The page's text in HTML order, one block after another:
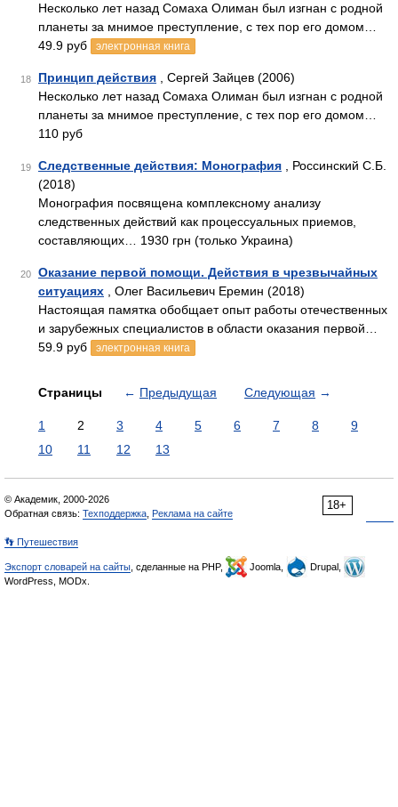
Несколько лет назад Сомаха Олиман был изгнан с родной
планеты за мнимое преступление, с тех пор его домом…
49.9 руб
электронная книга
18 Принцип действия , Сергей Зайцев (2006)
Несколько лет назад Сомаха Олиман был изгнан с родной
планеты за мнимое преступление, с тех пор его домом…
110 руб
19 Следственные действия: Монография , Россинский С.Б.
(2018)
Монография посвящена комплексному анализу
следственных действий как процессуальных приемов,
составляющих… 1930 грн (только Украина)
20
Оказание первой помощи. Действия в чрезвычайных
ситуациях , Олег Васильевич Еремин (2018)
Настоящая памятка обобщает опыт работы отечественных
и зарубежных специалистов в области оказания первой…
59.9 руб
электронная книга
Страницы ← Предыдущая Следующая →
1 2 3 4 5 6 7 8
9
10
11 12 13
18+
© Академик, 2000-2026
Обратная связь: Техподдержка Реклама на сайте
👣 Путешествия
Экспорт словарей на сайты , сделанные на PHP, Joomla,
Drupal,
WordPress, MODx.